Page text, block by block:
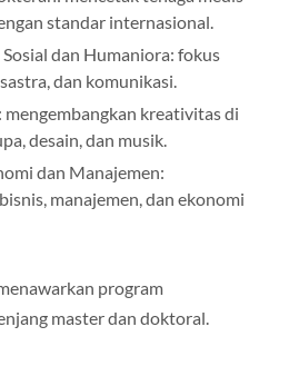
standar internasional.
dan Humaniora: fokus
dan komunikasi.
mengembangkan kreativitas di
desain, dan musik.
dan Manajemen:
manajemen, dan ekonomi
program
master dan doktoral.